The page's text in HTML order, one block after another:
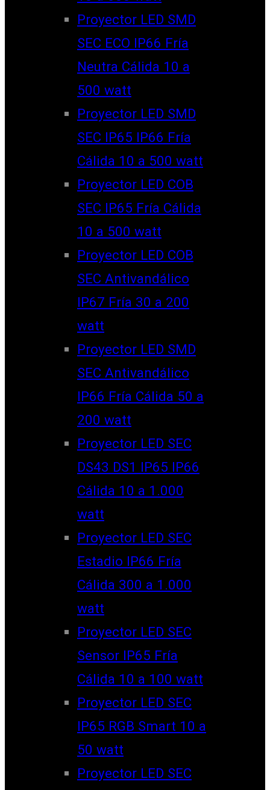
Proyector LED SMD
SEC ECO IP66 Fría
Neutra Cálida 10 a
500 watt
Proyector LED SMD
SEC IP65 IP66 Fría
Cálida 10 a 500 watt
Proyector LED COB
SEC IP65 Fría Cálida
10 a 500 watt
Proyector LED COB
SEC Antivandálico
IP67 Fría 30 a 200
watt
Proyector LED SMD
SEC Antivandálico
IP66 Fría Cálida 50 a
200 watt
Proyector LED SEC
DS43 DS1 IP65 IP66
Cálida 10 a 1.000
watt
Proyector LED SEC
Estadio IP66 Fría
Cálida 300 a 1.000
watt
Proyector LED SEC
Sensor IP65 Fría
Cálida 10 a 100 watt
Proyector LED SEC
IP65 RGB Smart 10 a
50 watt
Proyector LED SEC